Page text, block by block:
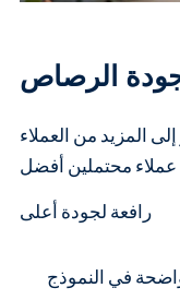
الرصاص
المزيد من العملاء
محتملين أفضل
رافعة لجودة أعلى
في النموذج